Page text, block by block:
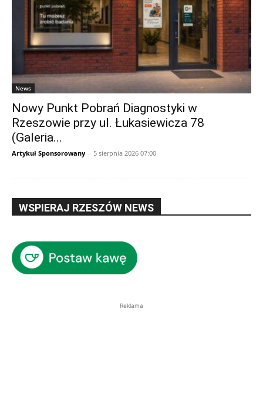
News
Nowy Punkt Pobrań Diagnostyki w
Rzeszowie przy ul. Łukasiewicza 78
(Galeria...
Artykuł Sponsorowany - 5 sierpnia 2026 07:00
WSPIERAJ RZESZÓW NEWS
Reklama